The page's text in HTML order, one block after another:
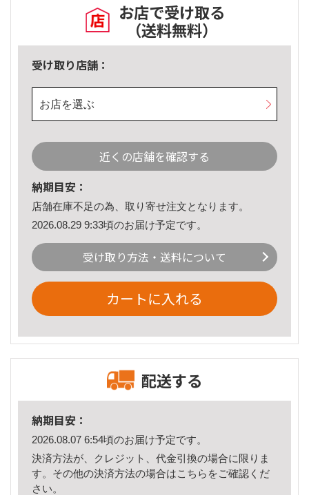
お店で受け取る
（送料無料）
受け取り店舗：
お店を選ぶ
近くの店舗を確認する
納期目安：
店舗在庫不足の為、取り寄せ注文となります。
2026.08.29 9:33頃のお届け予定です。
受け取り方法・送料について
カートに入れる
配送する
納期目安：
2026.08.07 6:54頃のお届け予定です。
決済方法が、クレジット、代金引換の場合に限りま
す。その他の決済方法の場合はこちら をご確認くだ
さい。